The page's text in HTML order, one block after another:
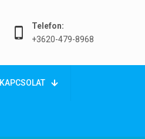
Telefon:
+3620-479-8968
KAPCSOLAT